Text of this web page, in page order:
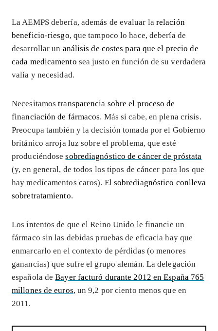
La AEMPS debería, además de evaluar la relación
beneficio-riesgo, que tampoco lo hace, debería de
desarrollar un análisis de costes para que el precio de
cada medicamento sea justo en función de su verdadera
valía y necesidad.
Necesitamostransparencia sobre el proceso de
financiación de fármacos. Más si cabe, en plena crisis.
Preocupa también y la decisión tomada por el Gobierno
británico arroja luz sobre el problema, que esté
produciéndosesobrediagnóstico de cáncer de próstata
(y, en general, de todos los tipos de cáncer para los que
hay medicamentos caros). El sobrediagnóstico conlleva
sobretratamiento.
Los intentos de que el Reino Unido le financie un
fármaco sin las debidas pruebas de eficacia hay que
enmarcarlo en el contexto de pérdidas (o menores
ganancias) que sufre el grupo alemán. La delegación
española deBayer facturó durante 2012 en España 765
millones de euros, un 9,2 por ciento menos que en
2011.